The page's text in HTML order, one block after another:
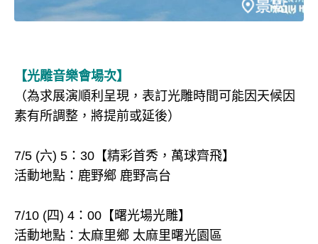
【光雕音樂會場次】
（為求展演順利呈現，表訂光雕時間可能因天候因
素有所調整，將提前或延後）
7/5 (六) 5：30【精彩首秀，萬球齊飛】
活動地點：鹿野鄉 鹿野高台
7/10 (四) 4：00【曙光場光雕】
活動地點：太麻里鄉 太麻里曙光園區